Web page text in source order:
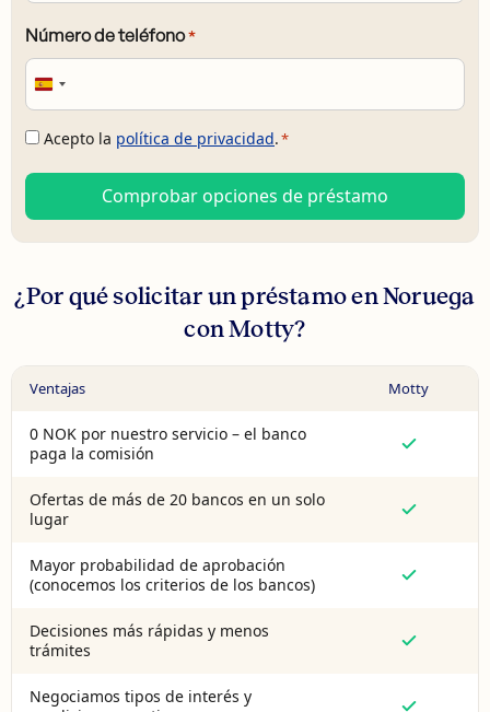
Número de teléfono *
Spain
.
*
Acepto la política de privacidad.*
¿Por qué solicitar un préstamo en Noruega
con Motty?
Ventajas Motty
0 NOK por nuestro servicio – el banco
paga la comisión
Ofertas de más de 20 bancos en un solo
lugar
Mayor probabilidad de aprobación
(conocemos los criterios de los bancos)
Decisiones más rápidas y menos
trámites
Negociamos tipos de interés y